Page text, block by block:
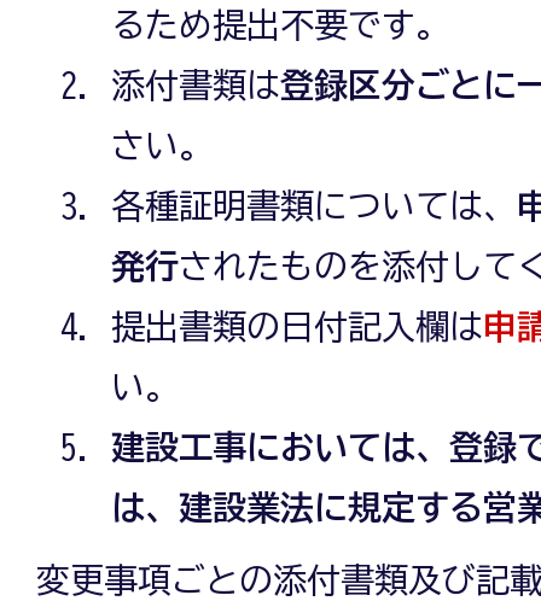
るため提出不要です。
添付書類は登録区分ごとに
さい。
各種証明書類については、
発行されたものを添付して
提出書類の日付記入欄は申
い。
建設工事においては、登録
は、建設業法に規定する営
変更事項ごとの添付書類及び記